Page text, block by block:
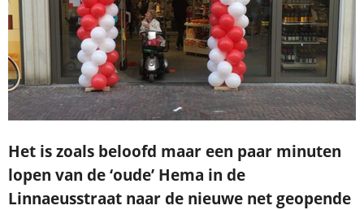
Het is zoals beloofd maar een paar minuten
lopen van de ‘oude’ Hema in de
Linnaeusstraat naar de nieuwe net geopende